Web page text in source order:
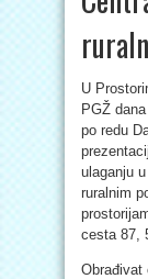
U
PGŽ
po redu
ulaganju
ruralnim
cesta 87,
Obrađivat